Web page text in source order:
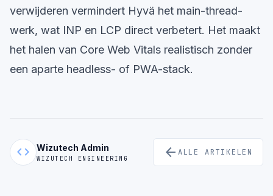
verwijderen vermindert Hyvä het main-thread-
werk, wat INP en LCP direct verbetert. Het maakt
het halen van Core Web Vitals realistisch zonder
een aparte headless- of PWA-stack.
code Wizutech Admin
WIZUTECH ENGINEERING arrow_back ALLE ARTIKELEN